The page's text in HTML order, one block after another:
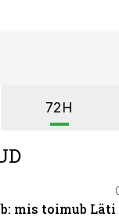
72H
mis toimub Läti